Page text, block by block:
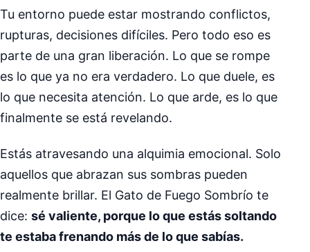
Tu entorno puede estar mostrando conflictos,
rupturas, decisiones difíciles. Pero todo eso es
parte de una gran liberación. Lo que se rompe
es lo que ya no era verdadero. Lo que duele, es
lo que necesita atención. Lo que arde, es lo que
finalmente se está revelando.
Estás atravesando una alquimia emocional. Solo
aquellos que abrazan sus sombras pueden
realmente brillar. El Gato de Fuego Sombrío te
dice: sé valiente, porque lo que estás soltando
te estaba frenando más de lo que sabías.